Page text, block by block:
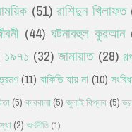
(51) রাশিদুন খিলাফত
(44) ঘটনাবহুল কুরআন
১৯৭১ (32) জামায়াত (28)
(11) বাকিডি যায় না (10)
(5) কারবালা (5) জুলাই বিপ্লব (5)
(2) অর্থনীতি (1)